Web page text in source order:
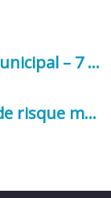
Compte rendu conseil municipal – 7 avril 2026
Abaissement au niveau de risque modéré de l’Influenza aviaire